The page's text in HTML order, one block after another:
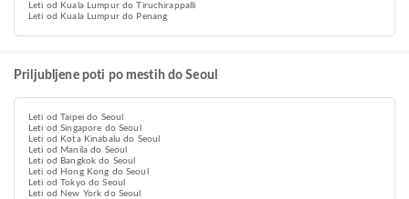
Leti od Kuala Lumpur do Tiruchirappalli
Leti od Kuala Lumpur do Penang
Priljubljene poti po mestih do Seoul
Leti od Taipei do Seoul
Leti od Singapore do Seoul
Leti od Kota Kinabalu do Seoul
Leti od Manila do Seoul
Leti od Bangkok do Seoul
Leti od Hong Kong do Seoul
Leti od Tokyo do Seoul
Leti od New York do Seoul